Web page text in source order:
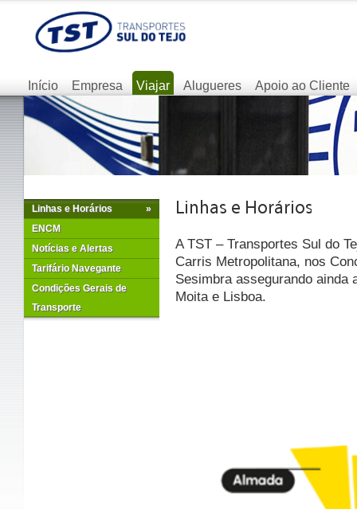
Início Empresa Viajar Alugueres Apoio ao Cliente
»
Linhas e Horários
ENCM
Notícias e Alertas
Tarifário Navegante
Condições Gerais de
Transporte
A TST – Transportes Sul do
Carris Metropolitana, nos
Sesimbra assegurando ainda
Moita e Lisboa.